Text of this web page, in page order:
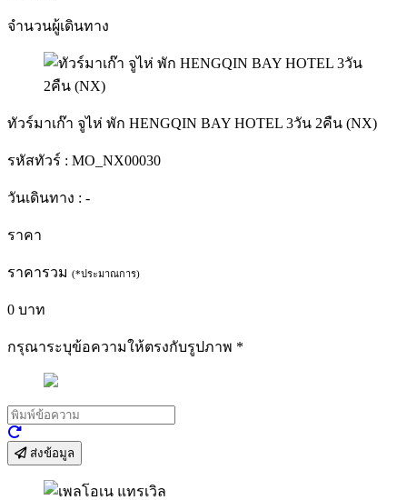
จำนวนผู้เดินทาง
ทัวร์มาเก๊า จูไห่ พัก HENGQIN BAY HOTEL 3วัน 2คืน (NX)
รหัสทัวร์ : MO_NX00030
วันเดินทาง : -
ราคา
ราคารวม (*ประมาณการ)
0 บาท
กรุณาระบุข้อความให้ตรงกับรูปภาพ *
ส่งข้อมูล